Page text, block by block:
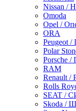
Nissan /
Omoda
Opel /
ORA
Peugeot
Polar
Porsche /
RAM
Renault /
Rolls
SEAT /
Skoda /